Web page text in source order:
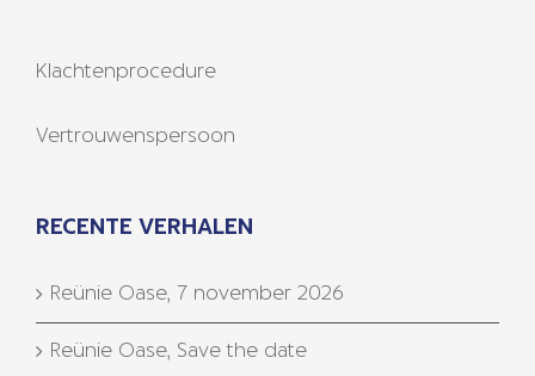
Klachtenprocedure
Vertrouwenspersoon
RECENTE VERHALEN
Reünie Oase, 7 november 2026
Reünie Oase, Save the date